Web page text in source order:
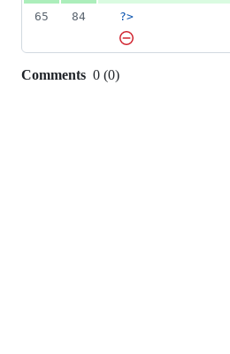
65
84 ?>
Comments 0 (0)